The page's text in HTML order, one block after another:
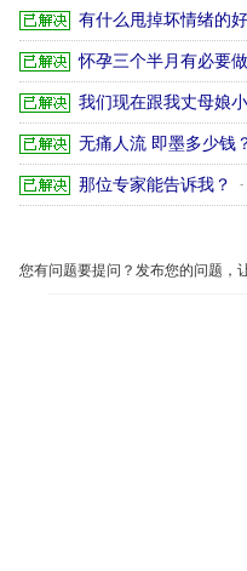
有什么甩掉坏情绪的
怀孕三个半月有必要
我们现在跟我丈母娘
无痛人流 即墨多少钱
那位专家能告诉我？ -
您有问题要提问？发布您的问题，